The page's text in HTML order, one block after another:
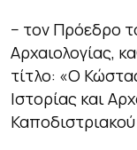
− τον Πρόεδρο
Αρχαιολογίας,
τίτλο: «Ο
Ιστορίας και